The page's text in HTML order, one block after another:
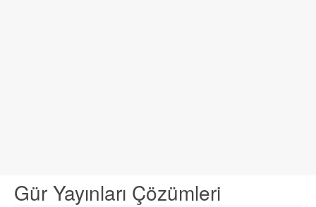
Gür Yayınları Çözümleri